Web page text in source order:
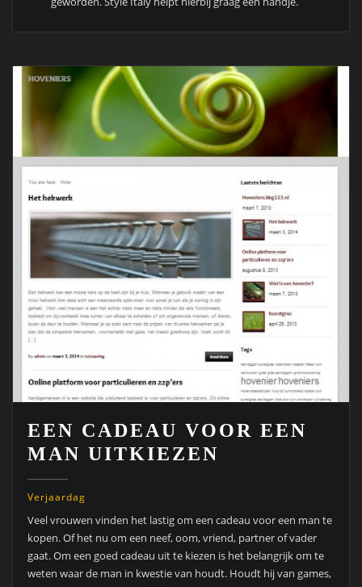
EEN CADEAU VOOR EEN
MAN UITKIEZEN
Verjaardag
Veel vrouwen vinden het lastig om een cadeau voor een man te
kopen. Of het nu om een neef, oom, vriend, partner of vader
gaat. Om een goed cadeau uit te kiezen is het belangrijk om te
weten waar de man in kwestie van houdt. Houdt hij van games,